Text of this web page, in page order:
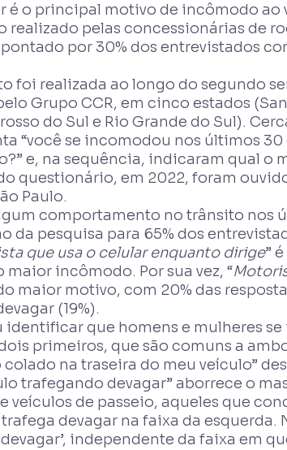
é o principal motivo de incômodo ao
realizado pelas concessionárias de
por 30% dos entrevistados
foi realizada ao longo do segundo
Grupo CCR, em cinco estados
do Sul e Rio Grande do Sul).
“você se incomodou nos últimos 30
e, na sequência, indicaram qual o
questionário, em 2022, foram
Paulo.
comportamento no trânsito nos
da pesquisa para 65% dos
que usa o celular enquanto dirige”
incômodo. Por sua vez, “
maior motivo, com 20% das
(19%).
que homens e mulheres
primeiros, que são comuns a
na traseira do meu veículo”
trafegando devagar” aborrece o
de passeio, aqueles que
devagar na faixa da esquerda.
independente da faixa em